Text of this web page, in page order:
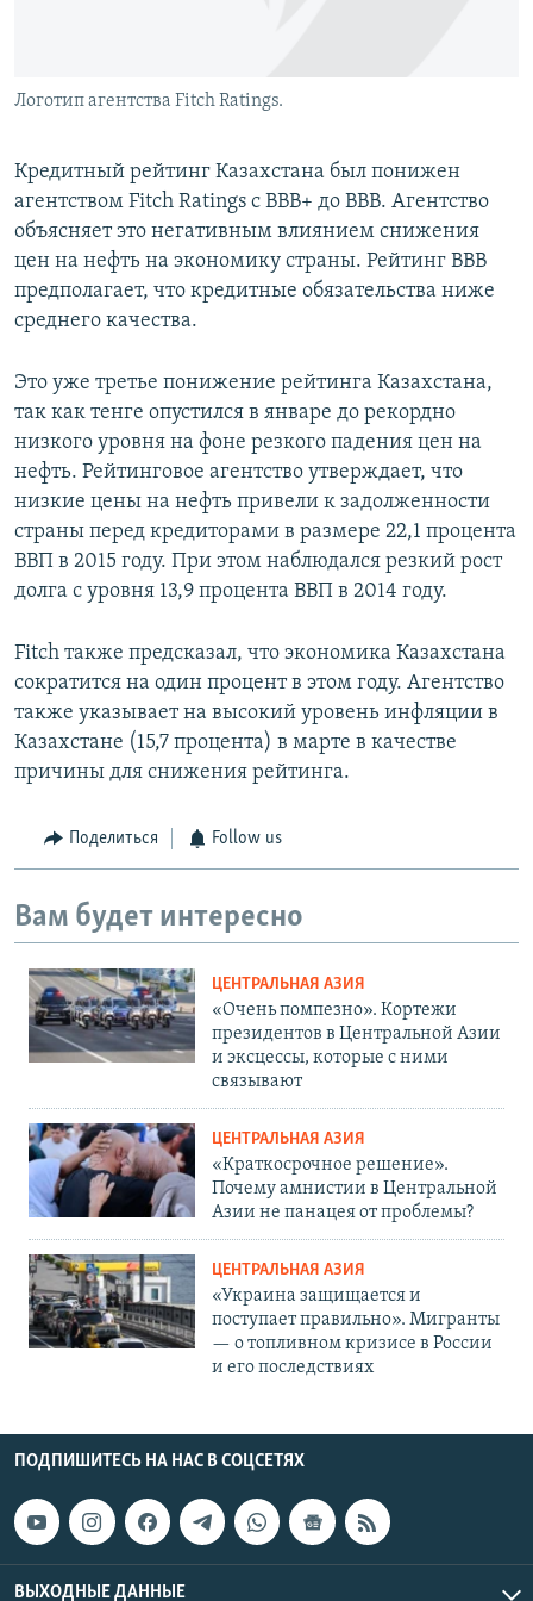
Логотип агентства Fitch Ratings.
Кредитный рейтинг Казахстана был понижен
агентством Fitch Ratings с BBB+ до BBB. Агентство
объясняет это негативным влиянием снижения
цен на нефть на экономику страны. Рейтинг BBB
предполагает, что кредитные обязательства ниже
среднего качества.
Это уже третье понижение рейтинга Казахстана,
так как тенге опустился в январе до рекордно
низкого уровня на фоне резкого падения цен на
нефть. Рейтинговое агентство утверждает, что
низкие цены на нефть привели к задолженности
страны перед кредиторами в размере 22,1 процента
ВВП в 2015 году. При этом наблюдался резкий рост
долга с уровня 13,9 процента ВВП в 2014 году.
Fitch также предсказал, что экономика Казахстана
сократится на один процент в этом году. Агентство
также указывает на высокий уровень инфляции в
Казахстане (15,7 процента) в марте в качестве
причины для снижения рейтинга.
Поделиться Follow us
Вам будет интересно
ЦЕНТРАЛЬНАЯ АЗИЯ
«Очень помпезно». Кортежи
президентов в Центральной Азии
и эксцессы, которые с ними
связывают
ЦЕНТРАЛЬНАЯ АЗИЯ
«Краткосрочное решение».
Почему амнистии в Центральной
Азии не панацея от проблемы?
ЦЕНТРАЛЬНАЯ АЗИЯ
«Украина защищается и
поступает правильно». Мигранты
— о топливном кризисе в России
и его последствиях
ПОДПИШИТЕСЬ НА НАС В СОЦСЕТЯХ
ВЫХОДНЫЕ ДАННЫЕ